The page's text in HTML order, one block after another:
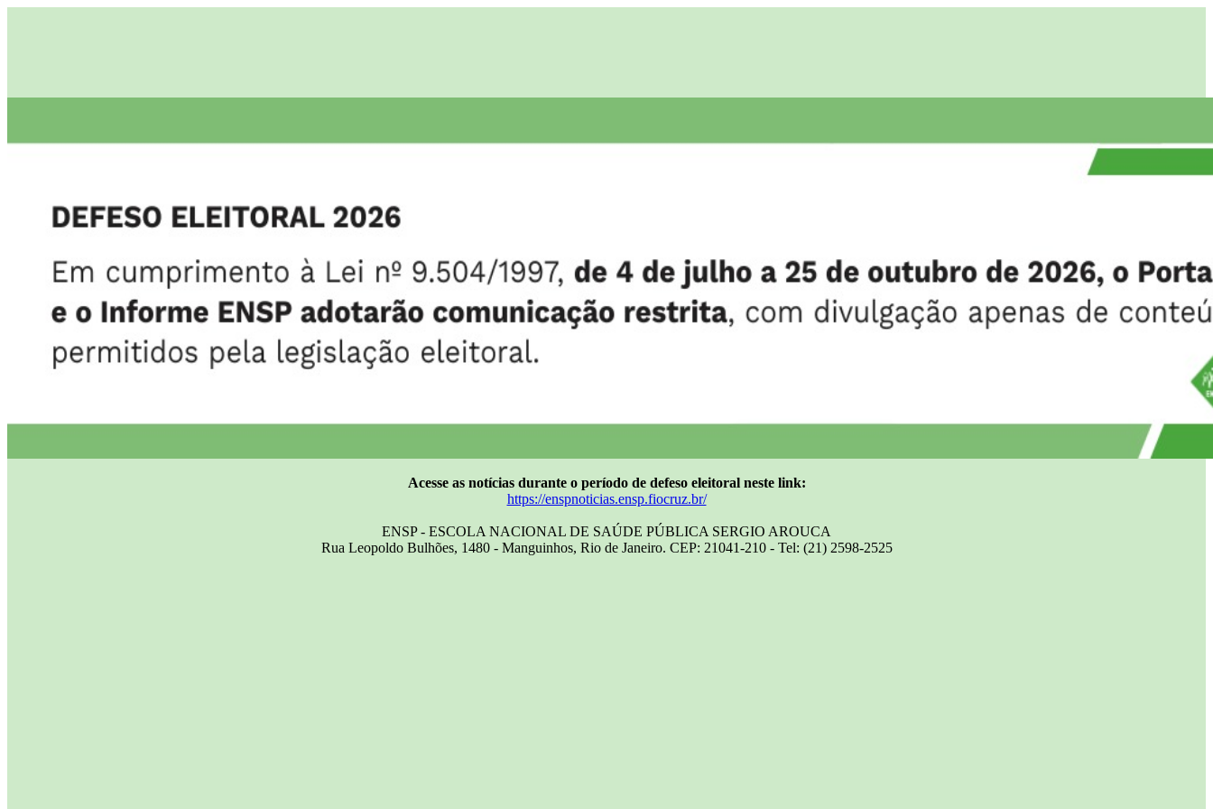
Acesse as notícias durante o período de defeso eleitoral neste link:
https://enspnoticias.ensp.fiocruz.br/
ENSP - ESCOLA NACIONAL DE SAÚDE PÚBLICA SERGIO AROUCA
Rua Leopoldo Bulhões, 1480 - Manguinhos, Rio de Janeiro. CEP: 21041-210 - Tel: (21) 2598-2525